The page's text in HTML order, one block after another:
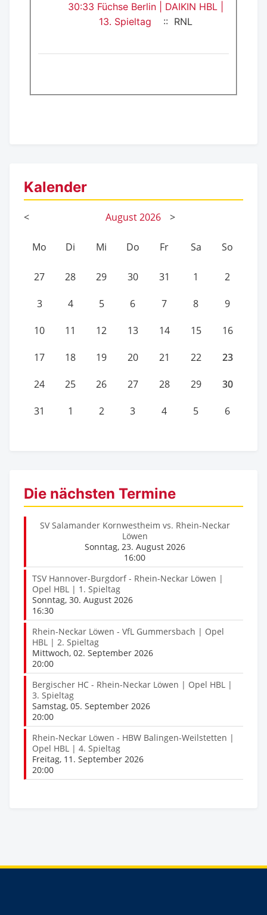
30:33 Füchse Berlin | DAIKIN HBL |
13. Spieltag
:: RNL
Kalender
< August2026 >
Mo Di Mi Do Fr Sa So
27 28 29 30 31 1 2
3 4 5 6 7 8 9
10 11 12 13 14 15 16
17 18 19 20 21 22 23
24 25 26 27 28 29 30
31 1 2 3 4 5 6
Die nächsten Termine
SV Salamander Kornwestheim vs. Rhein-Neckar
Löwen
Sonntag, 23. August 2026
16:00
TSV Hannover-Burgdorf - Rhein-Neckar Löwen |
Opel HBL | 1. Spieltag
Sonntag, 30. August 2026
16:30
Rhein-Neckar Löwen - VfL Gummersbach | Opel
HBL | 2. Spieltag
Mittwoch, 02. September 2026
20:00
Bergischer HC - Rhein-Neckar Löwen | Opel HBL |
3. Spieltag
Samstag, 05. September 2026
20:00
Rhein-Neckar Löwen - HBW Balingen-Weilstetten |
Opel HBL | 4. Spieltag
Freitag, 11. September 2026
20:00